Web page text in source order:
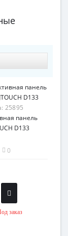
25895
панель
D133
0
заказ